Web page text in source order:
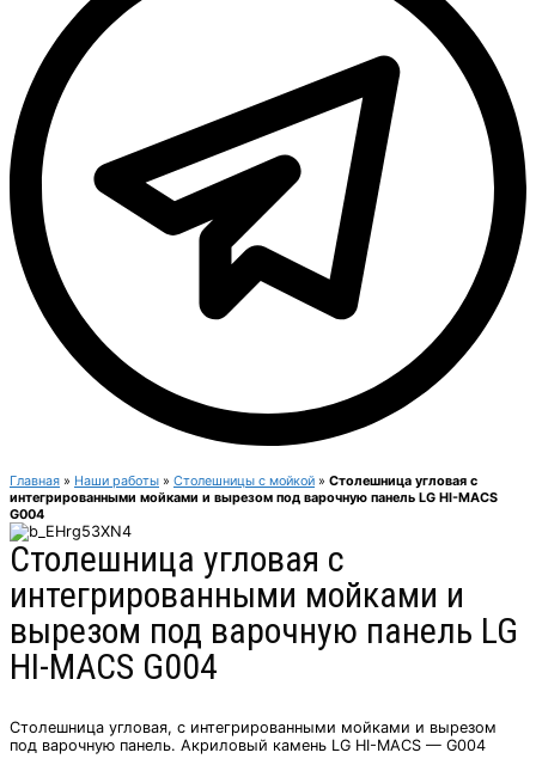
Главная » Наши работы » Столешницы с мойкой » Столешница угловая с
интегрированными мойками и вырезом под варочную панель LG HI-MACS
G004
Столешница угловая с
интегрированными мойками и
вырезом под варочную панель LG
HI-MACS G004
Столешница угловая, с интегрированными мойками и вырезом
под варочную панель. Акриловый камень LG HI-MACS — G004